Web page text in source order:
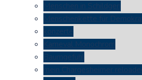
Menschen in Schildgen
Menschenkette für
konzerte
Karneval Monochrom
Baumgefühl
mein Chargesheimer